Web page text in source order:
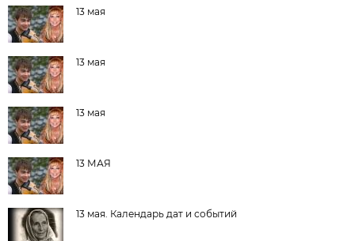
13 мая
13 мая
13 мая
13 МАЯ
13 мая. Календарь дат и событий